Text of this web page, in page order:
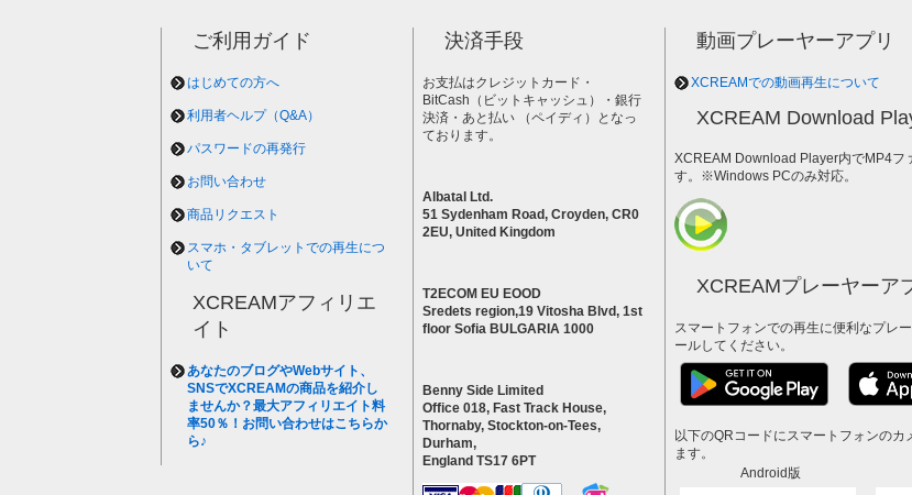
ご利用ガイド
はじめての方へ
利用者ヘルプ（Q&A）
パスワードの再発行
お問い合わせ
商品リクエスト
スマホ・タブレットでの再生につ
いて
XCREAMアフィリエ
イト
あなたのブログやWebサイト、
SNSでXCREAMの商品を紹介し
ませんか？最大アフィリエイト料
率50％！お問い合わせはこちらか
ら♪
決済手段
お支払はクレジットカード・
BitCash（ビットキャッシュ）・銀行
決済・あと払い （ペイディ）となっ
ております。
Albatal Ltd.
51 Sydenham Road, Croyden, CR0
2EU, United Kingdom
T2ECOM EU EOOD
Sredets region,19 Vitosha Blvd, 1st
floor Sofia BULGARIA 1000
Benny Side Limited
Office 018, Fast Track House,
Thornaby, Stockton-on-Tees,
Durham,
England TS17 6PT
動画プレーヤーアプリ
XCREAMでの動画再生について
XCREAM Download
XCREAM Download Player内でMP4フ
す。※Windows PCのみ対応。
XCREAMプレーヤーア
スマートフォンでの再生に便利なプレ
ールしてください。
以下のQRコードにスマートフォンの
ます。
Android版